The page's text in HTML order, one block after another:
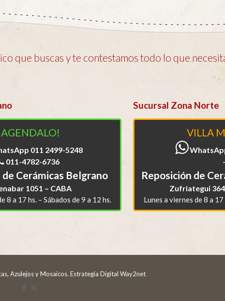
que buscas y te contestamos todo lo que
011 2499-5248
011-4782-6736
de Cerámicas Belgrano
1051 – CABA
8 a 17 hs. – Sábados de 9 a 12 hs.
Sucursal Zona Norte
VILLA
Reposición de
Zufriategui
Lunes a viernes de 8 a
Azulejos y Mosaicos. Estrategia Digital Way2net